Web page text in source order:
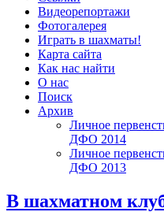
Видеорепортажи
Фотогалерея
Играть в шахматы!
Карта сайта
Как нас найти
О нас
Поиск
Архив
Личное
ДФО 2014
Личное
ДФО 2013
В шахматном